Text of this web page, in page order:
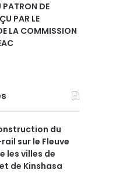
PATRON DE
PAR LE
LA COMMISSION
du
sur le Fleuve
les villes de
de Kinshasa